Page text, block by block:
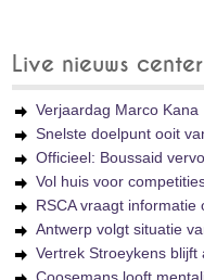
Live nieuws center
Verjaardag Marco Kana
Snelste doelpunt ooit
Officieel: Boussaid
Vol huis voor
RSCA vraagt informatie
Antwerp volgt situatie
Vertrek Stroeykens